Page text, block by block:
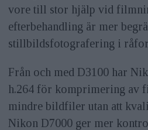
vore till stor hjälp vid
efterbehandling är mer
stillbildsfotografering i
Från och med D3100 har
h.264 för komprimering av
mindre bildfiler utan att
Nikon D7000 ger mer